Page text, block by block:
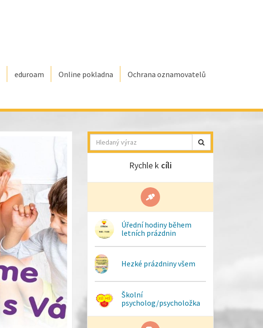
eduroam Online pokladna Ochrana oznamovatelů
Hledat
Rychle k cíli
Úřední hodiny během
letních prázdnin
Hezké prázdniny všem
Školní
psycholog/psycholožka